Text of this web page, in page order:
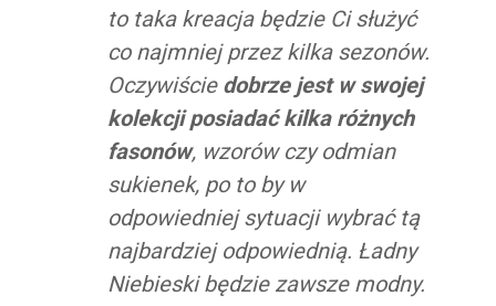
to taka kreacja będzie Ci służyć
co najmniej przez kilka sezonów.
Oczywiście dobrze jest w swojej
kolekcji posiadać kilka różnych
fasonów, wzorów czy odmian
sukienek, po to by w
odpowiedniej sytuacji wybrać tą
najbardziej odpowiednią. Ładny
Niebieski będzie zawsze modny.